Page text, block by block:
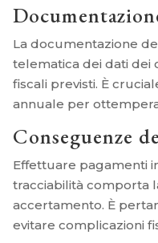
La documentazione
telematica dei dati dei
fiscali previsti. È
annuale per
Conseguenze
Effettuare pagamenti
tracciabilità comporta
accertamento. È
evitare complicazioni